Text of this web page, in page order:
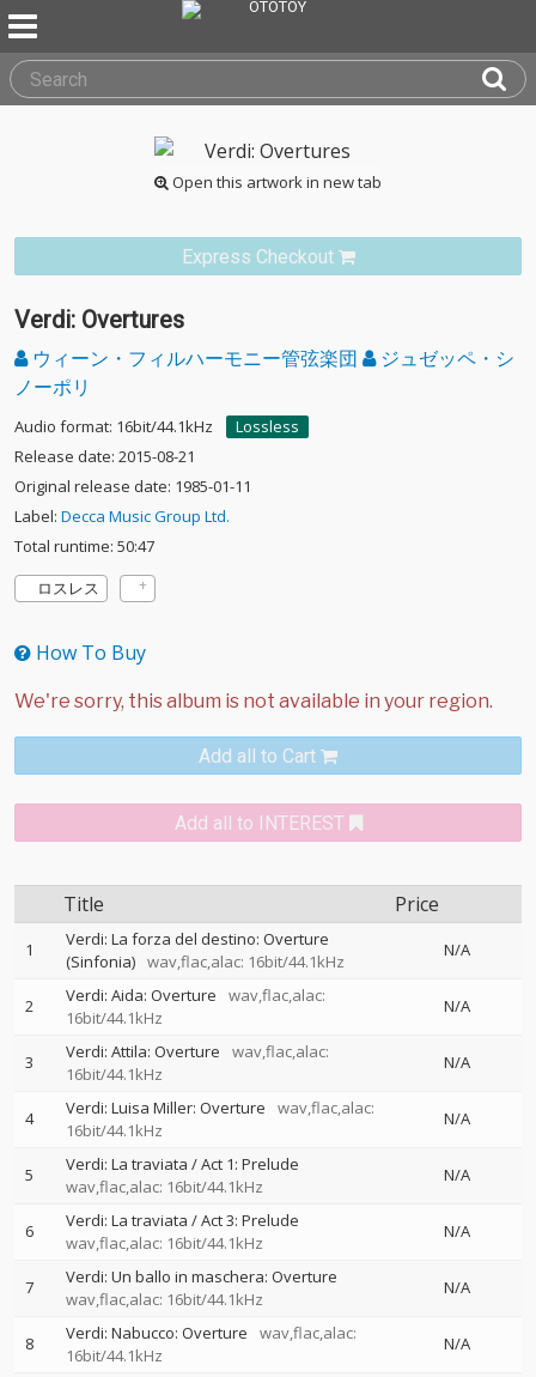
Open this artwork in new tab
Express Checkout
Verdi: Overtures
ウィーン・フィルハーモニー管弦楽団
ジュゼッペ・シ
ノーポリ
Audio format: 16bit/44.1kHz
Lossless
Release date: 2015-08-21
Original release date: 1985-01-11
Label: Decca Music Group Ltd.
Total runtime: 50:47
ロスレス
How To Buy
Add all to Cart
Add all to INTEREST
Title Price
1
Verdi: La forza del destino: Overture
(Sinfonia) wav,flac,alac: 16bit/44.1kHz
N/A
2 Verdi: Aida: Overture
wav,flac,alac:
16bit/44.1kHz
N/A
3 Verdi: Attila: Overture
wav,flac,alac:
16bit/44.1kHz
N/A
4 Verdi: Luisa Miller: Overture
wav,flac,alac:
16bit/44.1kHz
N/A
5
Verdi: La traviata / Act 1: Prelude
wav,flac,alac: 16bit/44.1kHz
N/A
6
Verdi: La traviata / Act 3: Prelude
wav,flac,alac: 16bit/44.1kHz
N/A
7
Verdi: Un ballo in maschera: Overture
wav,flac,alac: 16bit/44.1kHz
N/A
8 Verdi: Nabucco: Overture
wav,flac,alac:
16bit/44.1kHz
N/A